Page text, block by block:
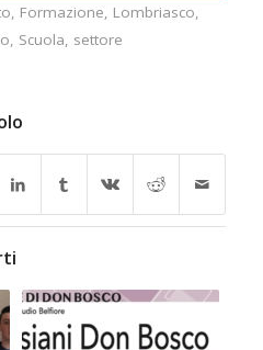
, Formazione, Lombriasco,
, Scuola, settore